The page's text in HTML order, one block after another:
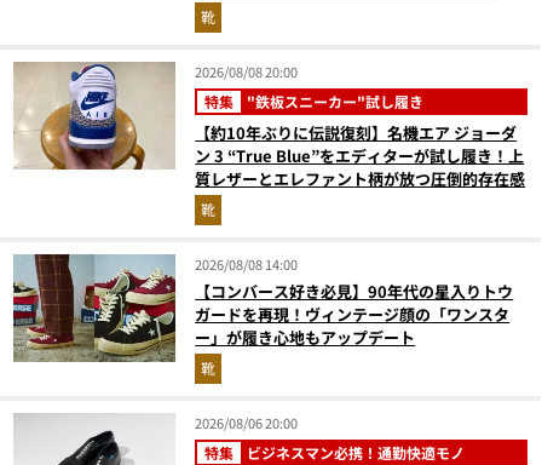
靴
2026/08/08 20:00
特集 "鉄板スニーカー"試し履き
【約10年ぶりに伝説復刻】名機エア ジョーダ
ン 3 “True Blue”をエディターが試し履き！上
質レザーとエレファント柄が放つ圧倒的存在感
靴
2026/08/08 14:00
【コンバース好き必見】90年代の星入りトウ
ガードを再現！ヴィンテージ顔の「ワンスタ
ー」が履き心地もアップデート
靴
2026/08/06 20:00
特集 ビジネスマン必携！通勤快適モノ